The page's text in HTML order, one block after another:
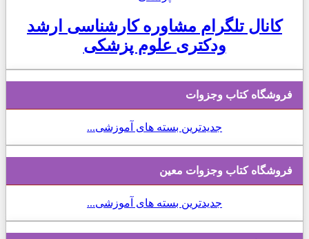
کانال تلگرام مشاوره کارشناسی ارشد
ودکتری علوم پزشکی
فروشگاه کتاب وجزوات
جدیدترین بسته های آموزشی...
فروشگاه کتاب وجزوات معین
جدیدترین بسته های آموزشی...